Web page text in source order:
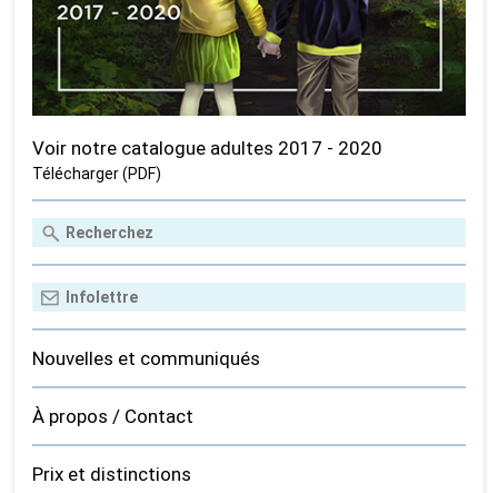
Voir notre catalogue adultes 2017 - 2020
Télécharger (PDF)
Nouvelles et communiqués
À propos / Contact
Prix et distinctions